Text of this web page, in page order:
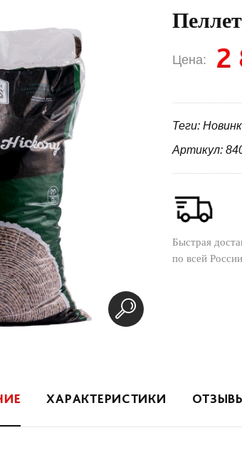
Цена: 2
Теги:
Артикул:
Быстрая
по всей России
ХАРАКТЕРИСТИКИ